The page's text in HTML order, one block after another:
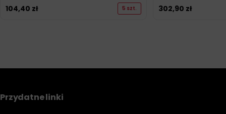
104,40 zł 5 szt.
302,90 zł
Przydatne linki